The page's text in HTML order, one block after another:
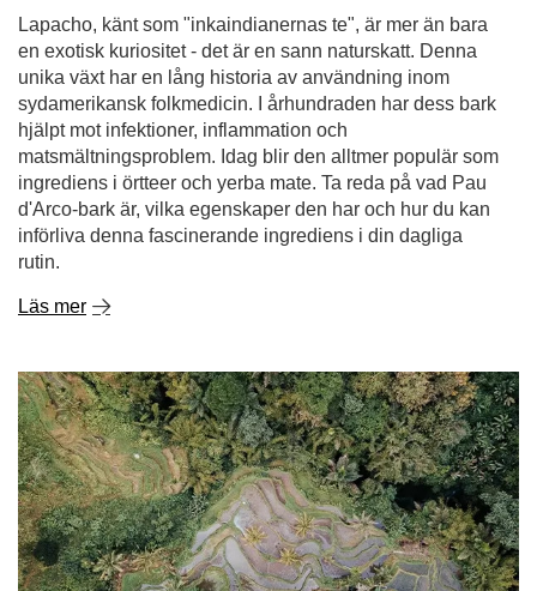
Lapacho, känt som "inkaindianernas te", är mer än bara
en exotisk kuriositet - det är en sann naturskatt. Denna
unika växt har en lång historia av användning inom
sydamerikansk folkmedicin. I århundraden har dess bark
hjälpt mot infektioner, inflammation och
matsmältningsproblem. Idag blir den alltmer populär som
ingrediens i örtteer och yerba mate. Ta reda på vad Pau
d'Arco-bark är, vilka egenskaper den har och hur du kan
införliva denna fascinerande ingrediens i din dagliga
rutin.
Läs mer